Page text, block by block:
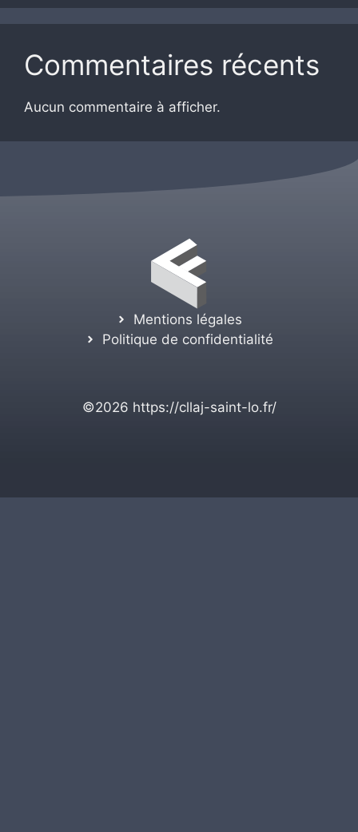
Commentaires récents
Aucun commentaire à afficher.
Mentions légales
Politique de confidentialité
©2026 https://cllaj-saint-lo.fr/